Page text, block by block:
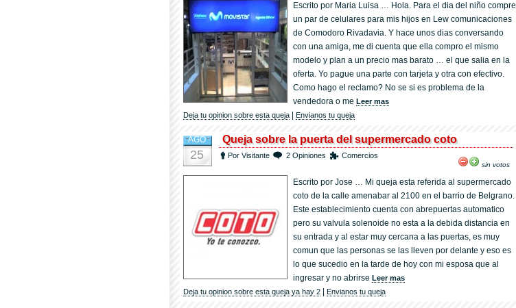
Escrito por Maria Luisa … Hola. Para el dia del niño compre
un par de celulares para mis hijos en Lew comunicaciones
de Comodoro Rivadavia. Y hace unos dias conversando
con una amiga, me di cuenta que ella compro el mismo
modelo y plan a un precio mas barato … el que salia en la
oferta. Yo pague una parte con tarjeta y otra con efectivo.
Como hago el reclamo? No se si es problema de la
vendedora o me Leer mas
Deja tu opinion sobre esta queja
Envianos tu queja
AGO
25
Queja sobre la puerta del supermercado coto
Por Visitante 2 Opiniones Comercios
sin votos
Escrito por Jose … Mi queja esta referida al supermercado
coto de la calle amenabar al 2100 en el barrio de Belgrano.
Este establecimiento cuenta con abrepuertas automatico
pero su valvula solenoide no esta a la debida distancia en
su entrada y al estar muy cercana a las puertas, es muy
comun que las personas se las lleven por delante y eso es
lo que sucedio en la tarde de hoy con mi esposa que al
ingresar y no abrirse Leer mas
Deja tu opinion sobre esta queja ya hay 2
Envianos tu queja